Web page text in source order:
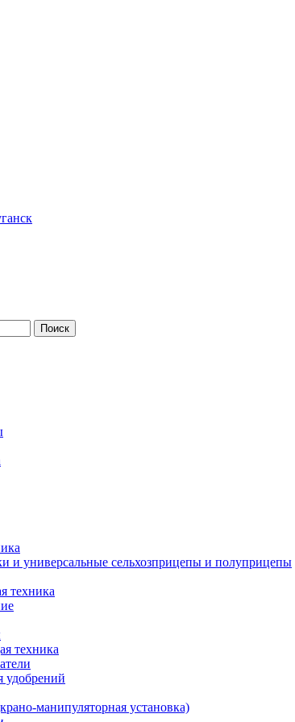
и универсальные сельхозприцепы и полуприцепы
техника
техника
удобрений
манипуляторная установка)